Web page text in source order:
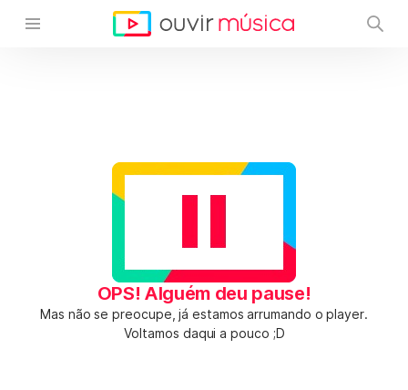
OPS! Alguém deu pause!
Mas não se preocupe, já estamos arrumando o player.
Voltamos daqui a pouco ;D